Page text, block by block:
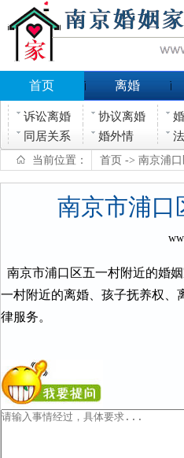
首页 离婚
诉讼离婚 协议离婚
同居关系
婚外情
当前位置： 首页 -> 南京浦
南京市浦口
南京市浦口区五一村附近的婚
一村附近的离婚、孩子抚养权、
律服务。